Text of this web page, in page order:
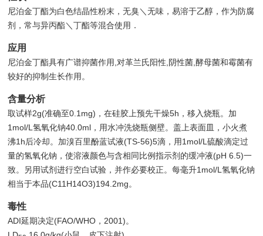
尼泊金丁酯为白色结晶性粉末，无臭＼无味，易溶于乙醇，作为防腐
剂，常与异丙酯＼丁酯等混合使用．
应用
尼泊金丁酯具有广谱抑菌作用,对革兰氏阳性,阴性菌,酵母菌和霉菌有
较好的抑制生长作用。
含量分析
取试样2g(准确至0.1mg)，在硅胶上预先干燥5h，移入烧瓶。加
1mol/L氢氧化钠40.0ml，用水冲洗烧瓶侧壁。盖上表面皿，小火煮
沸1h后冷却。加溴百里酚蓝试液(TS-56)5滴，用1mol/L硫酸滴定过
量的氢氧化钠，使溶液颜色与含相同比例指示剂的缓冲液(pH 6.5)一
致。另用试剂进行空白试验，并作必要校正。每毫升1mol/L氢氧化钠
相当于本品(C11H14O3)194.2mg。
毒性
ADI延期决定(FAO/WHO，2001)。